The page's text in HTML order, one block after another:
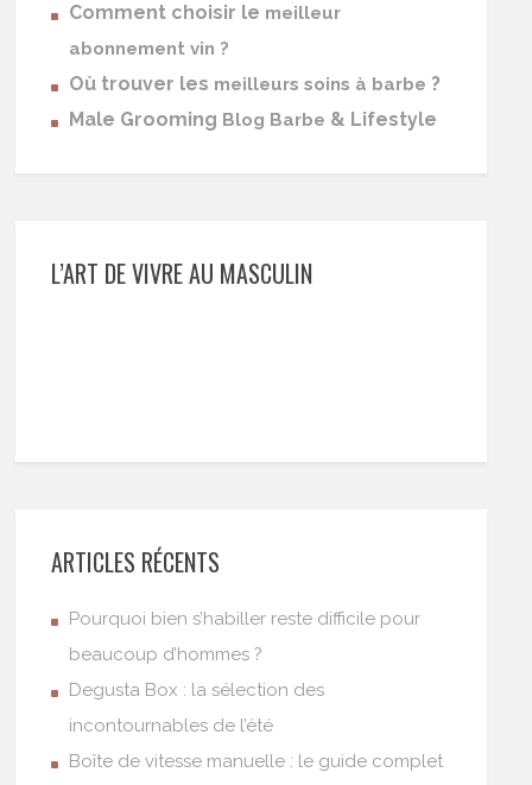
Comment choisir le meilleur
abonnement vin ?
Où trouver les meilleurs soins à barbe ?
Male Grooming Blog Barbe & Lifestyle
L’ART DE VIVRE AU MASCULIN
ARTICLES RÉCENTS
Pourquoi bien s’habiller reste difficile pour
beaucoup d’hommes ?
Degusta Box : la sélection des
incontournables de l’été
Boîte de vitesse manuelle : le guide complet